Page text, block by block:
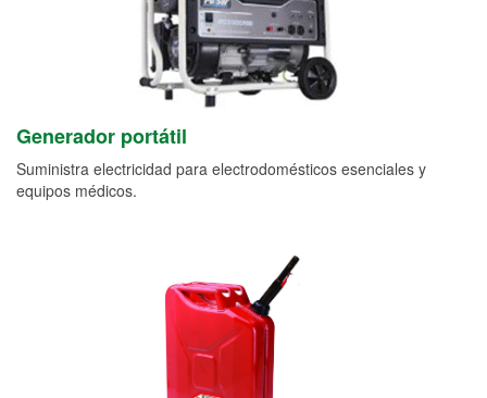
Generador portátil
Suministra electricidad para electrodomésticos esenciales y
equipos médicos.